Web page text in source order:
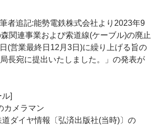
者追記:能勢電鉄株式会社より2023年9
関連事業および索道線(ケーブル)の廃止
(営業最終日12月3日)に繰り上げる旨の
長宛に提出いたしました。」の発表が
]
カメラマン
ダイヤ情報〔弘済出版社(当時)〕の